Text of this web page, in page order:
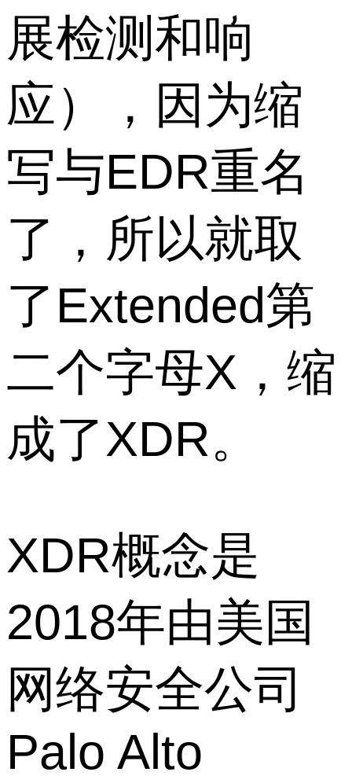
展检测和响
应），因为缩
写与EDR重名
了，所以就取
了Extended第
二个字母X，缩
成了XDR。
XDR概念是
2018年由美国
网络安全公司
Palo Alto